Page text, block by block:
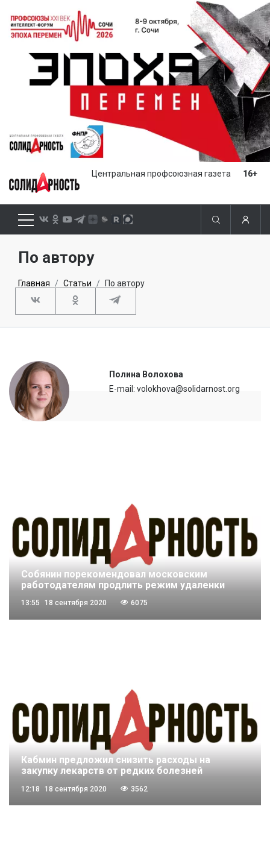
Центральная профсоюзная газета 16+
По автору
Главная Статьи По автору
Полина Волохова
E-mail: volokhova@solidarnost.org
Собянин порекомендовал московским
работодателям продлить режим удаленки
13:55 18 сентября 2020 6075
Кабмин предложил снизить расходы на
закупку лекарств от редких болезней
12:18 18 сентября 2020 3562